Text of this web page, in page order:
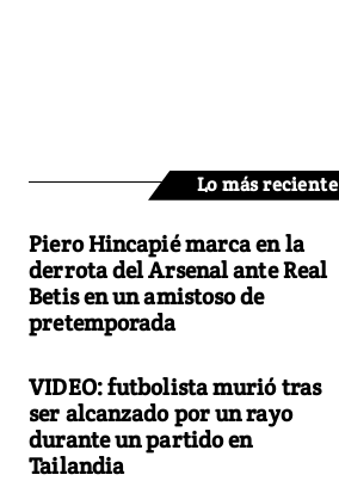
Lo más reciente
Piero Hincapié marca en la
derrota del Arsenal ante Real
Betis en un amistoso de
pretemporada
VIDEO: futbolista murió tras
ser alcanzado por un rayo
durante un partido en
Tailandia